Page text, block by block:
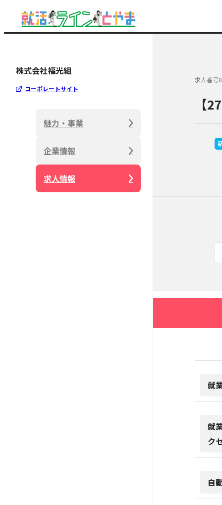
株式会社福光組
コーポレートサイト
魅力・事業
企業情報
求人情報
求人番号
【
就
就
ク
自